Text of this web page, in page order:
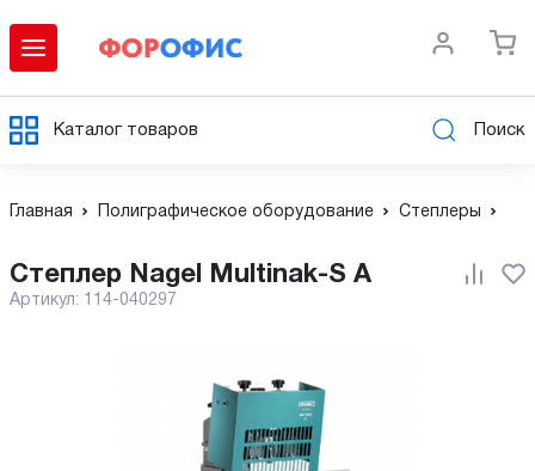
Каталог товаров Поиск
Главная Полиграфическое оборудование Степлеры
Степлер Nagel Multinak-S A
Артикул: 114-040297